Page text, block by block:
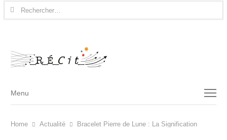
Rechercher :
Menu
Menu
Home Actualité Bracelet Pierre de Lune : La Signification